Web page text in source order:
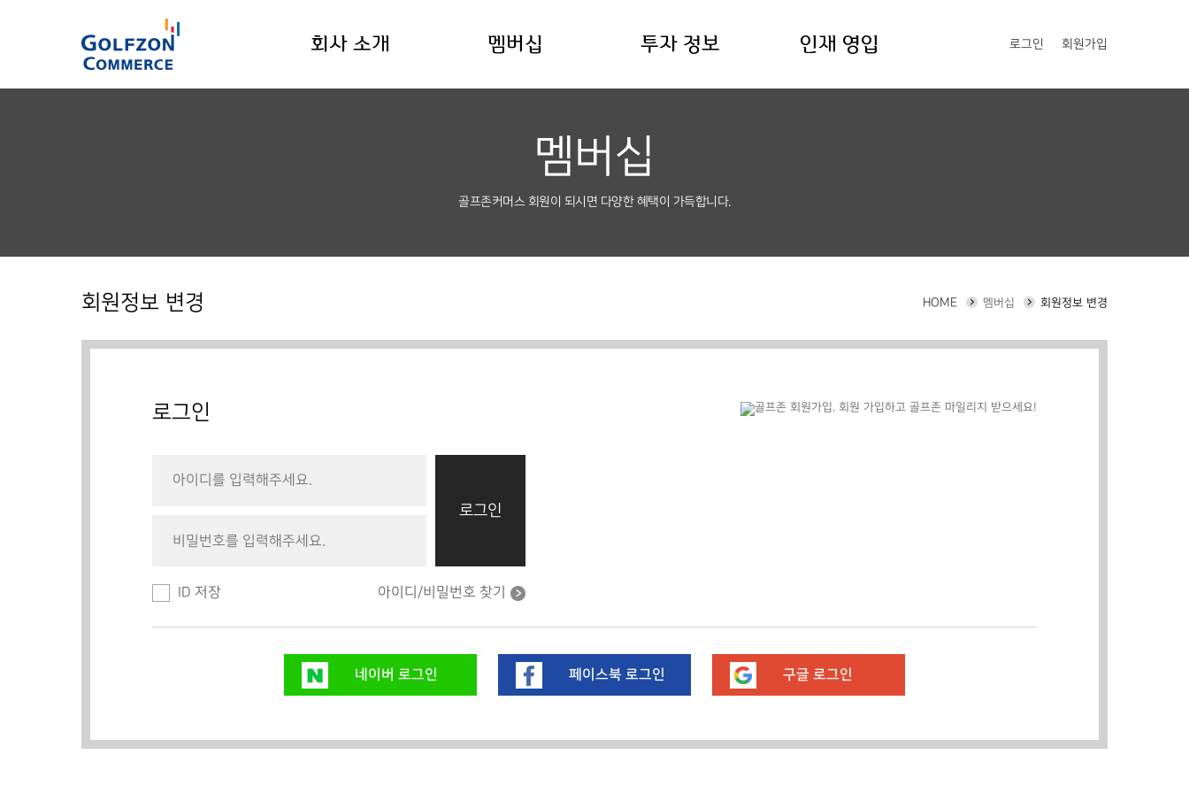
로그인 회원가입
회사 소개 멤버십 투자 정보 인재 영입
멤버십
골프존커머스 회원이 되시면 다양한 혜택이 가득합니다.
회원정보 변경 HOME 멤버십 회원정보 변경
로그인
로그인
ID 저장 아이디/비밀번호 찾기
네이버 로그인 페이스북 로그인 구글 로그인